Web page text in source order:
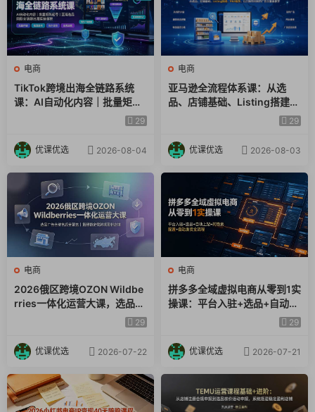
22、选品实际操作第二十课.mp4
23、细分关键词判断客户需求第二十一课.mp4
24、市场需求分析第二十二课.mp4
25、关于市场分析第二十三课.mp4
电商
TikTok跨境出海全链路系统
课：AI自动化内容｜批量矩阵
起号｜蓝海选品回款全链路出
29
优课优选 2026-08-04
电商
亚马逊全流程体系课：从选
品、店铺基础、Listing搭建、
FBA备货、后台操作到站内广29
优课优选 2026-08-03
电商
2026俄区跨境OZON Wildbe
rries一体化运营大课，选品广
告仓储售后全覆盖，搭建稳定
29
优课优选 2026-07-22
电商
拼多多全域虚拟电商从零到1实
操课：平台入驻+选品+自动上
架+阿奇索配置+自动发货全流
29
优课优选 2026-07-21